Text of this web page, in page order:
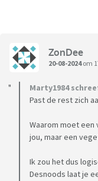
ZonDee
20-08-2024om
Marty1984
Past de rest zich
Waarom moet
jou, maar een
Ik zou het dus
Desnoods laat je